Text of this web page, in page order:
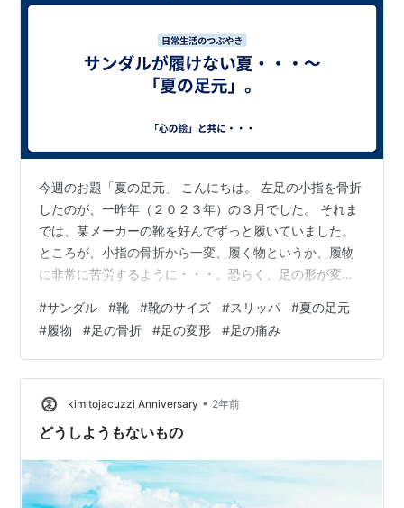
今週のお題「夏の足元」 こんにちは。 左足の小指を骨折
したのが、一昨年（２０２３年）の３月でした。 それま
では、某メーカーの靴を好んでずっと履いていました。
ところが、小指の骨折から一変、履く物というか、履物
に非常に苦労するように・・・。恐らく、足の形が変わ
う。 当初は小指に当たらない、室内用のサンダルを履い
ておりましたが、サンダルの裏側の厚みが薄いので、外
を歩く様になってからは痛みが出てくるように。 そこ
で、色々調べて、合う物を履く形にはなりました。 今
は、履ける靴が限定されまして。当然、以前履いていた
メーカーの物も、今では硬すぎて（痛くて）履…
#サンダル #靴 #靴のサイズ #スリッパ #夏の足元
#履物 #足の骨折 #足の変形 #足の痛み
kimitojacuzzi Anniversary • 2年前
どうしようもないもの